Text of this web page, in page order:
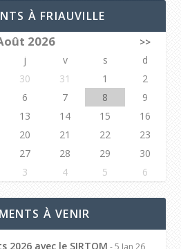
À FRIAUVILLE
2026
>>
j v s
d
30 31 1
2
6 7 8
9
13 14 15
16
20 21 22
23
27 28 29
30
3 4 5 6
À VENIR
2026 avec le SIRTOM - 5 Jan 26